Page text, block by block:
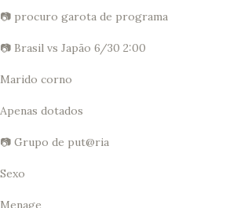
📷 procuro garota de programa
📷 Brasil vs Japão 6/30 2:00
Marido corno
Apenas dotados
📷 Grupo de put@ria
Sexo
Menage